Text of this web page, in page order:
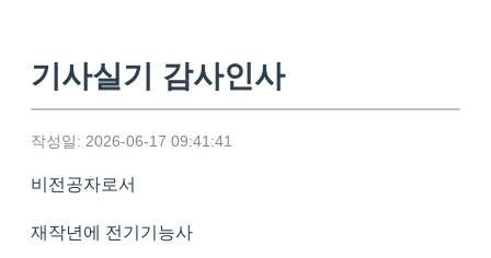
기사실기 감사인사
작성일: 2026-06-17 09:41:41
비전공자로서
재작년에 전기기능사